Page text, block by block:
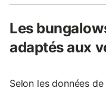
Les
adaptés aux
Selon les données